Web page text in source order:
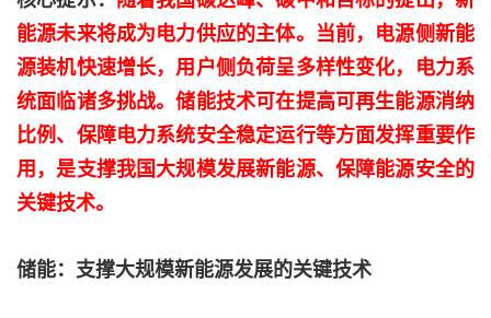
能源未来将成为电力供应的主体。当前，电源侧新能
源装机快速增长，用户侧负荷呈多样性变化，电力系
统面临诸多挑战。储能技术可在提高可再生能源消纳
比例、保障电力系统安全稳定运行等方面发挥重要作
用，是支撑我国大规模发展新能源、保障能源安全的
关键技术。
储能：支撑大规模新能源发展的关键技术